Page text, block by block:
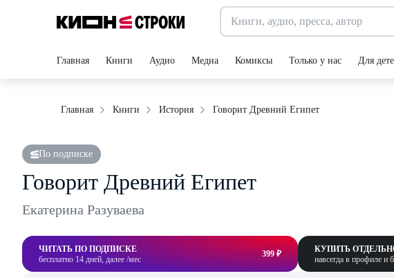
Главная Книги Аудио Медиа Комиксы Только у нас Для
Главная Книги История Говорит Древний Египет
По подписке
Говорит Древний Египет
Екатерина Разуваева
ЧИТАТЬ ПО ПОДПИСКЕ
бесплатно 14 дней, далее /мес
399 ₽
КУПИТЬ
навсегда в профиле и